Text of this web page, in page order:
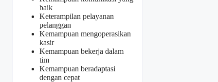
baik
Keterampilan pelayanan
pelanggan
Kemampuan mengoperasikan
kasir
Kemampuan bekerja dalam
tim
Kemampuan beradaptasi
dengan cepat